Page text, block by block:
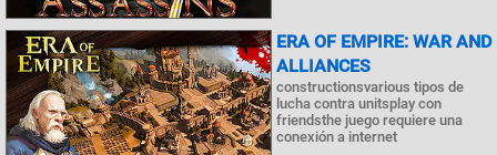
ERA OF EMPIRE: WAR AND
ALLIANCES
constructionsvarious tipos de
lucha contra unitsplay con
friendsthe juego requiere una
conexión a internet